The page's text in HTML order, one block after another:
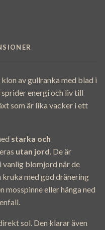
klon av gullranka med blad i
energi och liv till
som är lika vacker i ett
starka och
utan jord. De är
blomjord när de
kruka med god dränering
mosspinne eller hänga ned
sol. Den klarar även